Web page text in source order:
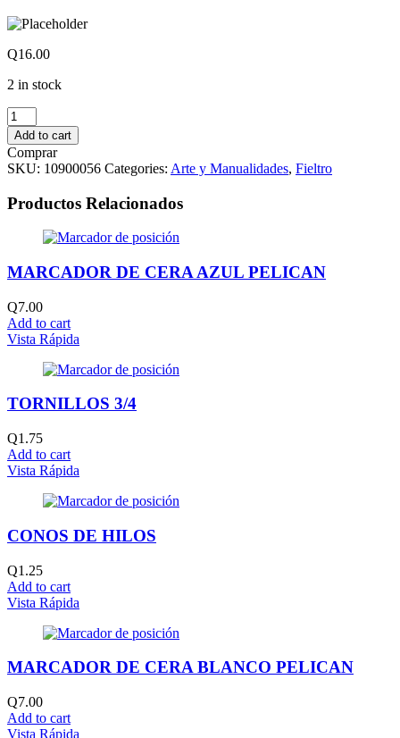
Q16.00
2 in stock
YARDAS
DE
FIELTRO
PIEL
quantity
Add to cart
Comprar
SKU: 10900056 Categories: Arte y Manualidades, Fieltro
Productos Relacionados
MARCADOR DE CERA AZUL PELICAN
Q7.00
Add to cart
Vista Rápida
TORNILLOS 3/4
Q1.75
Add to cart
Vista Rápida
CONOS DE HILOS
Q1.25
Add to cart
Vista Rápida
MARCADOR DE CERA BLANCO PELICAN
Q7.00
Add to cart
Vista Rápida